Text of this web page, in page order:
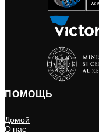
ПОМОЩЬ
Домой
О нас